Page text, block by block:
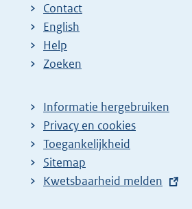
Contact
English
Help
Zoeken
Informatie hergebruiken
Privacy en cookies
Toegankelijkheid
Sitemap
E
Kwetsbaarheid melden